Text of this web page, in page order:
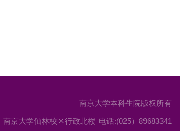
南京大学本科生院版权所有
南京大学仙林校区行政北楼 电话:(025）89683341